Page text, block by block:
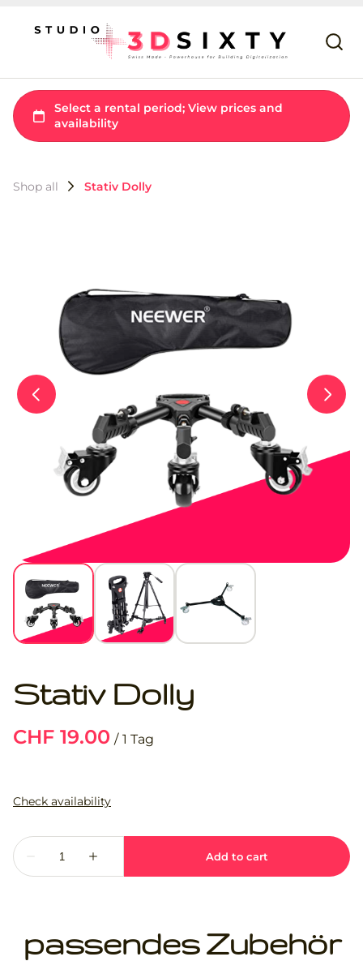
Shop all Stativ Dolly
Stativ Dolly
/
passendes Zubehör